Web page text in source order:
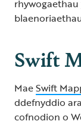
rhywogaethau
Swift
MaeSwift
ddefnyddio
cofnodion o